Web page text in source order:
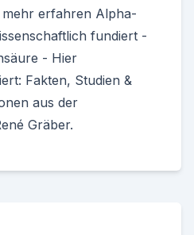
erfahren Alpha-
fundiert -
- Hier
Fakten, Studien &
aus der
Gräber.